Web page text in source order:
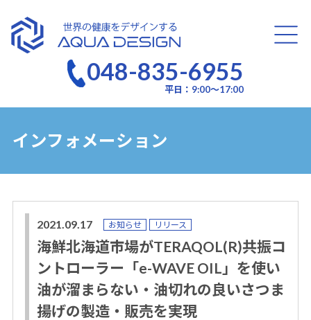
AQUA DESIGN 048-835-6955
平日：9:00～17:00
インフォメーション
2021.09.17 お知らせ リリース
海鮮北海道市場がTERAQOL(R)共振コ
ントローラー「e-WAVE OIL」を使い
油が溜まらない・油切れの良いさつま
揚げの製造・販売を実現